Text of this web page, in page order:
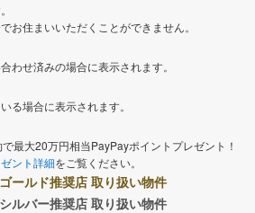
お住まいいただくことができません。
わせ済みの場合に表示されます。
る場合に表示されます。
最大20万円相当PayPayポイントプレゼント！
ント詳細をご覧ください。
ゴールド推奨店 取り扱い物件
シルバー推奨店 取り扱い物件